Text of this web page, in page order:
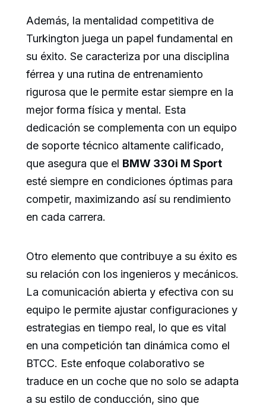
Además, la mentalidad competitiva de
Turkington juega un papel fundamental en
su éxito. Se caracteriza por una disciplina
férrea y una rutina de entrenamiento
rigurosa que le permite estar siempre en la
mejor forma física y mental. Esta
dedicación se complementa con un equipo
de soporte técnico altamente calificado,
que asegura que el BMW 330i M Sport
esté siempre en condiciones óptimas para
competir, maximizando así su rendimiento
en cada carrera.
Otro elemento que contribuye a su éxito es
su relación con los ingenieros y mecánicos.
La comunicación abierta y efectiva con su
equipo le permite ajustar configuraciones y
estrategias en tiempo real, lo que es vital
en una competición tan dinámica como el
BTCC. Este enfoque colaborativo se
traduce en un coche que no solo se adapta
a su estilo de conducción, sino que